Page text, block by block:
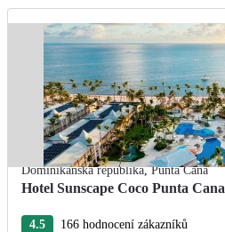
Dominikánská republika,Punta Cana
Hotel Sunscape Coco Punta Cana
4.5 166 hodnocení zákazníků